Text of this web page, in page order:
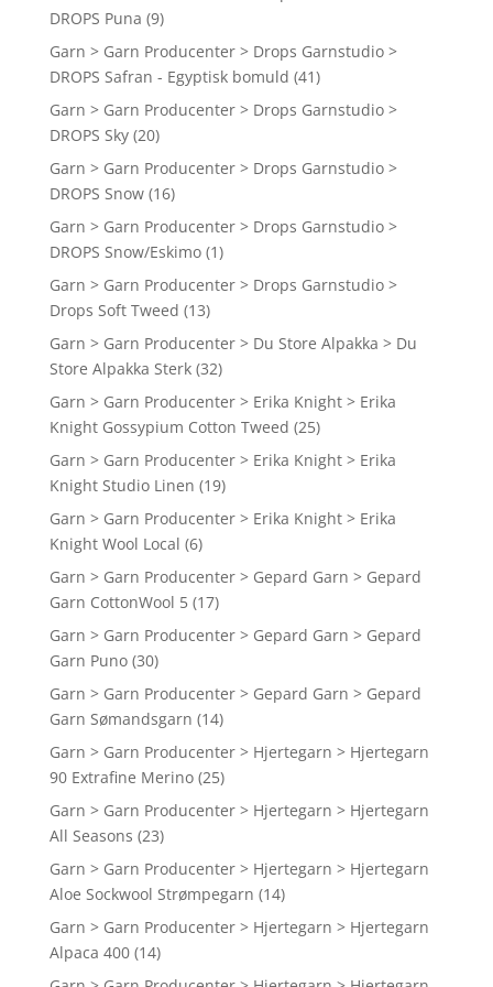
DROPS Puna (9)
Garn > Garn Producenter > Drops Garnstudio >
DROPS Safran - Egyptisk bomuld (41)
Garn > Garn Producenter > Drops Garnstudio >
DROPS Sky (20)
Garn > Garn Producenter > Drops Garnstudio >
DROPS Snow (16)
Garn > Garn Producenter > Drops Garnstudio >
DROPS Snow/Eskimo (1)
Garn > Garn Producenter > Drops Garnstudio >
Drops Soft Tweed (13)
Garn > Garn Producenter > Du Store Alpakka > Du
Store Alpakka Sterk (32)
Garn > Garn Producenter > Erika Knight > Erika
Knight Gossypium Cotton Tweed (25)
Garn > Garn Producenter > Erika Knight > Erika
Knight Studio Linen (19)
Garn > Garn Producenter > Erika Knight > Erika
Knight Wool Local (6)
Garn > Garn Producenter > Gepard Garn > Gepard
Garn CottonWool 5 (17)
Garn > Garn Producenter > Gepard Garn > Gepard
Garn Puno (30)
Garn > Garn Producenter > Gepard Garn > Gepard
Garn Sømandsgarn (14)
Garn > Garn Producenter > Hjertegarn > Hjertegarn
90 Extrafine Merino (25)
Garn > Garn Producenter > Hjertegarn > Hjertegarn
All Seasons (23)
Garn > Garn Producenter > Hjertegarn > Hjertegarn
Aloe Sockwool Strømpegarn (14)
Garn > Garn Producenter > Hjertegarn > Hjertegarn
Alpaca 400 (14)